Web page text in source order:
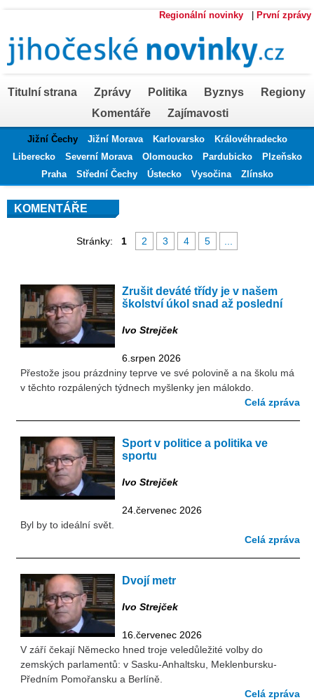
Regionální novinky První zprávy
Titulní strana Zprávy Politika Byznys
Regiony
Komentáře
Zajímavosti
Jižní Čechy Jižní Morava Karlovarsko
Královéhradecko
Liberecko
Severní Morava Olomoucko Pardubicko
Plzeňsko
Praha
Střední Čechy Ústecko Vysočina Zlínsko
KOMENTÁŘE
Stránky: 1 2 3 4 5
Zrušit deváté třídy je v našem
školství úkol snad až poslední
Ivo Strejček
6.srpen 2026
Přestože jsou prázdniny teprve ve své polovině a na školu má
v těchto rozpálených týdnech myšlenky jen málokdo.
Celá zpráva
Sport v politice a politika ve
sportu
Ivo Strejček
24.červenec 2026
Byl by to ideální svět.
Celá zpráva
Dvojí metr
Ivo Strejček
16.červenec 2026
V září čekají Německo hned troje veledůležité volby do
zemských parlamentů: v Sasku-Anhaltsku, Meklenbursku-
Předním Pomořansku a Berlíně.
Celá zpráva